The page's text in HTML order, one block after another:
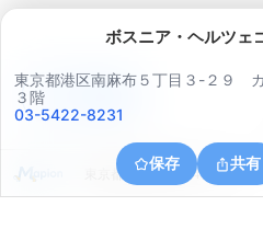
ボスニア・ヘルツェ
東京都港区南麻布５丁目３-２９
３階
03-5422-8231
保存 共有
東京都渋谷区広尾４丁目１
アプリで見る